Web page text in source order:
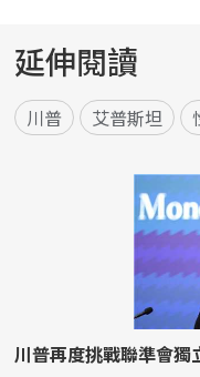
延伸閱讀
川普 艾普斯坦
川普再度挑戰聯準會獨